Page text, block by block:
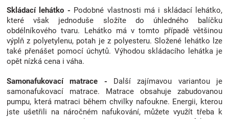
Skládací lehátko - Podobné vlastnosti má i skládací lehátko,
které však jednoduše složíte do úhledného balíčku
obdélníkového tvaru. Lehátko má v tomto případě většinou
výplň z polyetylenu, potah je z polyesteru. Složené lehátko lze
také přenášet pomocí úchytů. Výhodou skládacího lehátka je
opět nízká cena i váha.
Samonafukovací matrace - Další zajímavou variantou je
samonafukovací matrace. Matrace obsahuje zabudovanou
pumpu, která matraci během chvilky nafoukne. Energii, kterou
jste ušetřili na náročném nafukování, můžete využít třeba k